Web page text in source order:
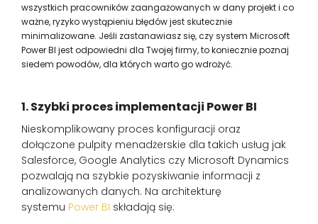
wszystkich pracowników zaangażowanych w dany projekt i co
ważne, ryzyko wystąpieniu błędów jest skutecznie
minimalizowane. Jeśli zastanawiasz się, czy system Microsoft
Power BI jest odpowiedni dla Twojej firmy, to koniecznie poznaj
siedem powodów, dla których warto go wdrożyć.
1. Szybki proces implementacji Power BI
Nieskomplikowany proces konfiguracji oraz
dołączone pulpity menadżerskie dla takich usług jak
Salesforce, Google Analytics czy Microsoft Dynamics
pozwalają na szybkie pozyskiwanie informacji z
analizowanych danych. Na architekturę
systemu Power BI składają się: